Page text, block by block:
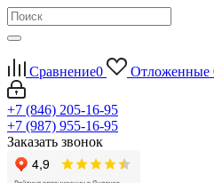
Сравнение0 Отложенные
+7 (846) 205-16-95
+7 (987) 955-16-95
Заказать звонок